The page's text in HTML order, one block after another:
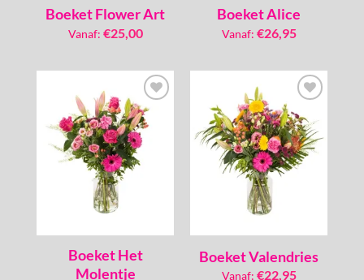
Boeket Flower Art
Vanaf: €25,00
Boeket Alice
Vanaf: €26,95
Toevoegen
aan
verlanglijst
Boeket Het
Molentje
Toevoegen
aan
verlanglijst
Boeket Valendries
Vanaf: €22,95